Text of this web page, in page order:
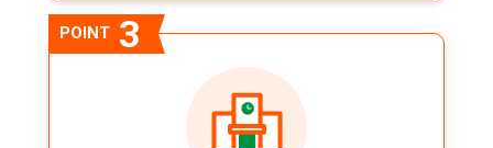
POINT 3